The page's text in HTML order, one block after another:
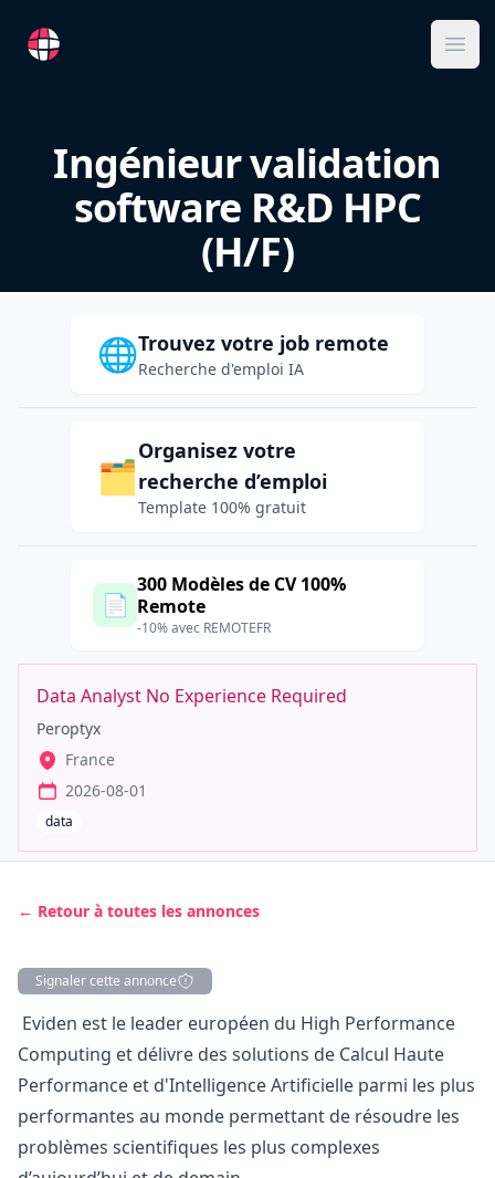
RemoteFR
Ingénieur validation
software R&D HPC
(H/F)
🌐Trouvez votre job remote
Recherche d'emploi IA
🗂️
Organisez votre
recherche d’emploi
Template 100% gratuit
📄
300 Modèles de CV 100%
Remote
-10% avec REMOTEFR
Data Analyst No Experience Required
Peroptyx
France
2026-08-01
data
← Retour à toutes les annonces
Signaler cette annonce
Description
Eviden est le leader européen du High Performance
Computing et délivre des solutions de Calcul Haute
Performance et d'Intelligence Artificielle parmi les plus
performantes au monde permettant de résoudre les
problèmes scientifiques les plus complexes